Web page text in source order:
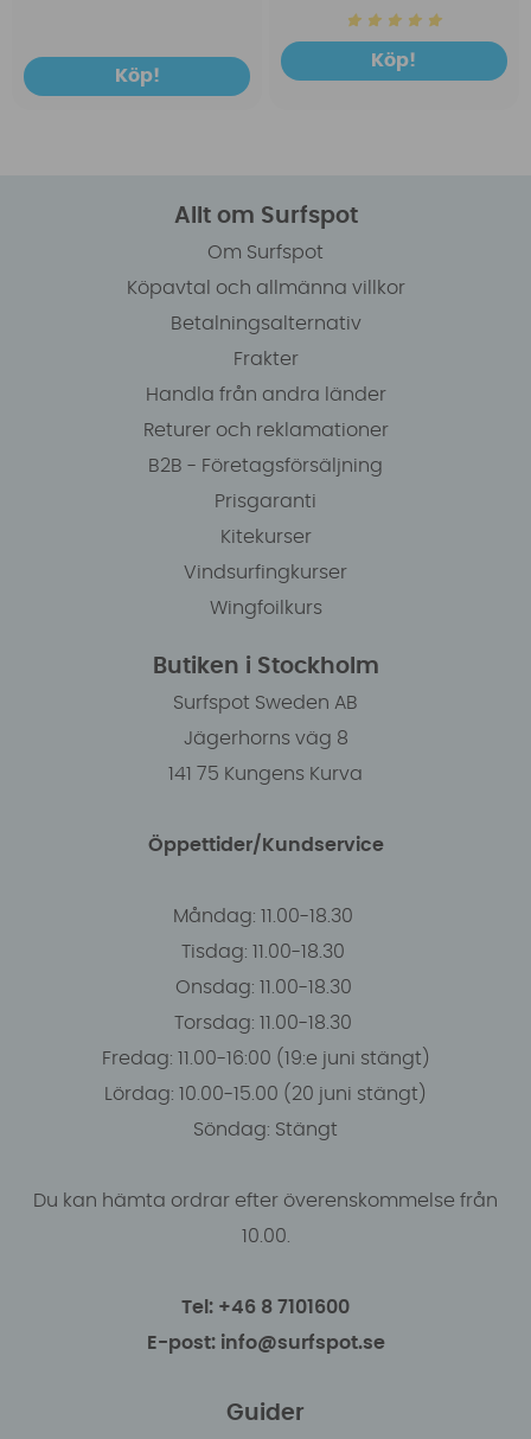
Köp!
Köp!
Allt om Surfspot
Om Surfspot
Köpavtal och allmänna villkor
Betalningsalternativ
Frakter
Handla från andra länder
Returer och reklamationer
B2B - Företagsförsäljning
Prisgaranti
Kitekurser
Vindsurfingkurser
Wingfoilkurs
Butiken i Stockholm
Surfspot Sweden AB
Jägerhorns väg 8
141 75 Kungens Kurva
Öppettider/Kundservice
Måndag: 11.00-18.30
Tisdag: 11.00-18.30
Onsdag: 11.00-18.30
Torsdag: 11.00-18.30
Fredag: 11.00-16:00 (19:e juni stängt)
Lördag: 10.00-15.00 (20 juni stängt)
Söndag: Stängt
Du kan hämta ordrar efter överenskommelse från
10.00.
Tel: +46 8 7101600
E-post: info@surfspot.se
Guider